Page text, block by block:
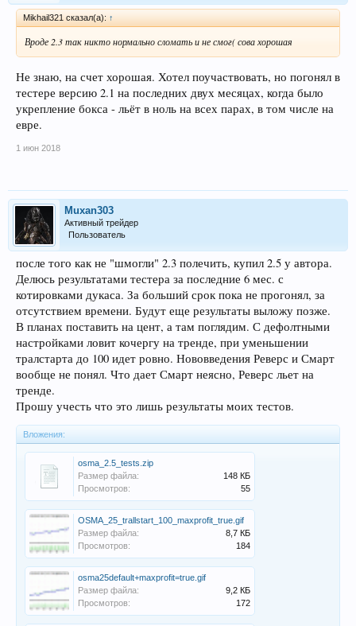
Mikhail321 сказал(а): ↑
Вроде 2.3 так никто нормально сломать и не смог( сова хорошая
Не знаю, на счет хорошая. Хотел поучаствовать, но погонял в
тестере версию 2.1 на последних двух месяцах, когда было
укрепление бокса - льёт в ноль на всех парах, в том числе на
евре.
1 июн 2018
Muxan303
Активный трейдер
Пользователь
после того как не "шмогли" 2.3 полечить, купил 2.5 у автора.
Делюсь результатами тестера за последние 6 мес. с
котировками дукаса. За больший срок пока не прогонял, за
отсутствием времени. Будут еще результаты выложу позже.
В планах поставить на цент, а там поглядим. С дефолтными
настройками ловит кочергу на тренде, при уменьшении
тралстарта до 100 идет ровно. Нововведения Реверс и Смарт
вообще не понял. Что дает Смарт неясно, Реверс льет на
тренде.
Прошу учесть что это лишь результаты моих тестов.
Вложения:
osma_2.5_tests.zip
Размер файла:
148 КБ
Просмотров:
55
OSMA_25_trallstart_100_maxprofit_true.gif
Размер файла:
8,7 КБ
Просмотров:
184
osma25default+maxprofit=true.gif
Размер файла:
9,2 КБ
Просмотров:
172